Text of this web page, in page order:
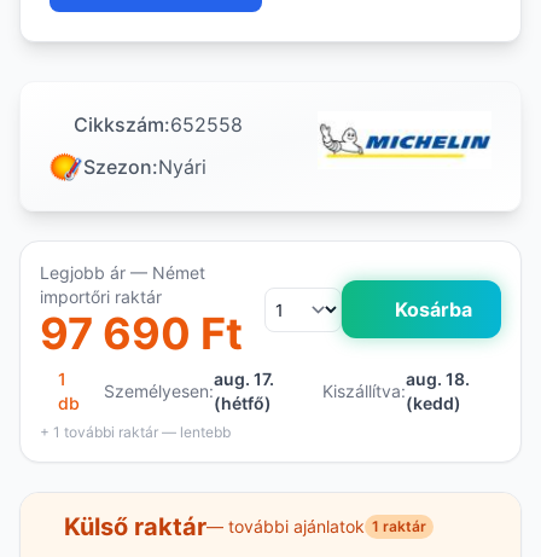
Cikkszám:652558
Szezon:Nyári
Legjobb ár — Német
importőri raktár
97 690 Ft Kosárba
1
db
Személyesen:
aug. 17.
(hétfő)
Kiszállítva:
aug. 18.
(kedd)
+ 1 további raktár — lentebb
Külső raktár— további ajánlatok 1 raktár